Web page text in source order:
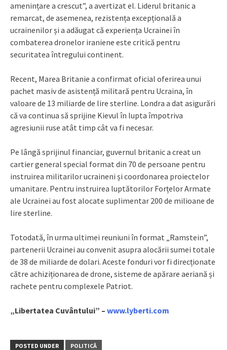
amenințare a crescut”, a avertizat el. Liderul britanic a
remarcat, de asemenea, rezistența excepțională a
ucrainenilor și a adăugat că experiența Ucrainei în
combaterea dronelor iraniene este critică pentru
securitatea întregului continent.
Recent, Marea Britanie a confirmat oficial oferirea unui
pachet masiv de asistență militară pentru Ucraina, în
valoare de 13 miliarde de lire sterline. Londra a dat asigurări
că va continua să sprijine Kievul în lupta împotriva
agresiunii ruse atât timp cât va fi necesar.
Pe lângă sprijinul financiar, guvernul britanic a creat un
cartier general special format din 70 de persoane pentru
instruirea militarilor ucraineni și coordonarea proiectelor
umanitare. Pentru instruirea luptătorilor Forțelor Armate
ale Ucrainei au fost alocate suplimentar 200 de milioane de
lire sterline.
Totodată, în urma ultimei reuniuni în format „Ramstein”,
partenerii Ucrainei au convenit asupra alocării sumei totale
de 38 de miliarde de dolari. Aceste fonduri vor fi direcționate
către achiziționarea de drone, sisteme de apărare aeriană și
rachete pentru complexele Patriot.
„Libertatea Cuvântului” – www.lyberti.com
POSTED UNDER POLITICĂ